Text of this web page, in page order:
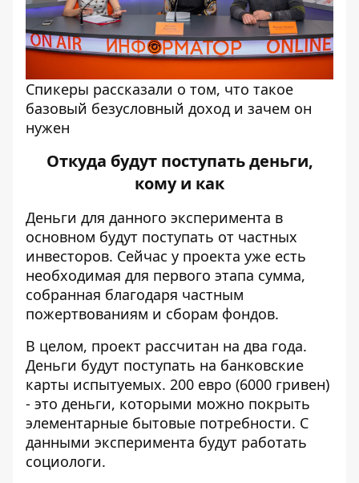
Спикеры рассказали о том, что такое
базовый безусловный доход и зачем он
нужен
Откуда будут поступать деньги,
кому и как
Деньги для данного эксперимента в
основном будут поступать от частных
инвесторов. Сейчас у проекта уже есть
необходимая для первого этапа сумма,
собранная благодаря частным
пожертвованиям и сборам фондов.
В целом, проект рассчитан на два года.
Деньги будут поступать на банковские
карты испытуемых. 200 евро (6000 гривен)
- это деньги, которыми можно покрыть
элементарные бытовые потребности. С
данными эксперимента будут работать
социологи.